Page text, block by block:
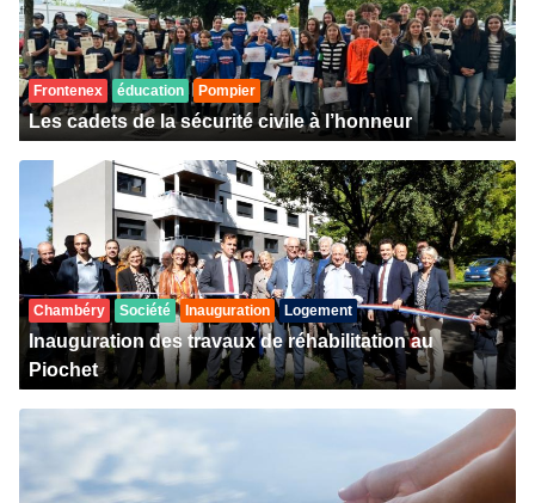
Frontenex éducation Pompier
Les cadets de la sécurité civile à l’honneur
Chambéry Société Inauguration Logement
Inauguration des travaux de réhabilitation au
Piochet